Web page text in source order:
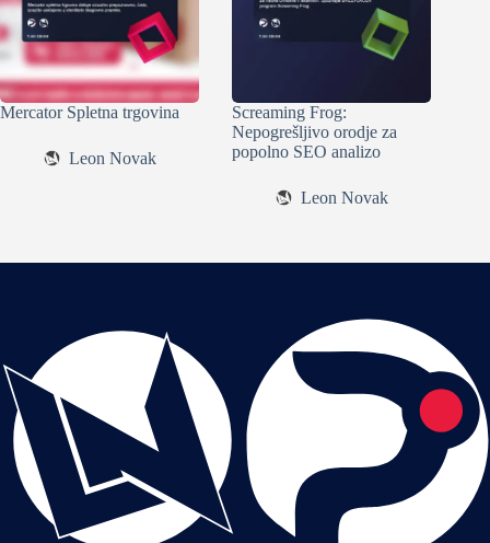
Mercator Spletna trgovina
Leon Novak
Screaming Frog:
Nepogrešljivo orodje za
popolno SEO analizo
Leon Novak